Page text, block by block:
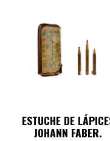
ESTUCHE DE
JOHANN FABER.